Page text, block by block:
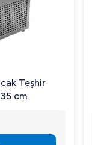
Teşhir
cm